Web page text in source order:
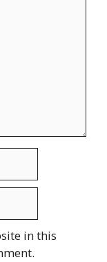
in this